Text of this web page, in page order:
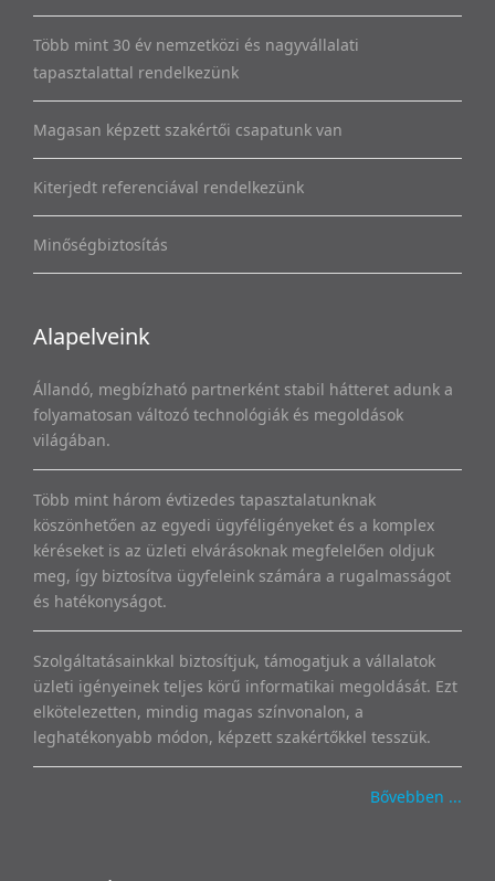
Több mint 30 év nemzetközi és nagyvállalati
tapasztalattal rendelkezünk
Magasan képzett szakértői csapatunk van
Kiterjedt referenciával rendelkezünk
Minőségbiztosítás
Alapelveink
Állandó, megbízható partnerként stabil hátteret adunk a
folyamatosan változó technológiák és megoldások
világában.
Több mint három évtizedes tapasztalatunknak
köszönhetően az egyedi ügyféligényeket és a komplex
kéréseket is az üzleti elvárásoknak megfelelően oldjuk
meg, így biztosítva ügyfeleink számára a rugalmasságot
és hatékonyságot.
Szolgáltatásainkkal biztosítjuk, támogatjuk a vállalatok
üzleti igényeinek teljes körű informatikai megoldását. Ezt
elkötelezetten, mindig magas színvonalon, a
leghatékonyabb módon, képzett szakértőkkel tesszük.
Bővebben ...